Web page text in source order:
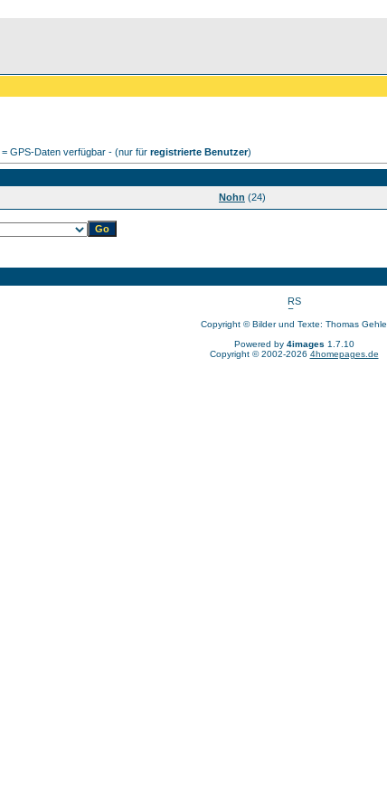
= GPS-Daten verfügbar - (nur für registrierte Benutzer)
Nohn (24)
Copyright © Bilder und Texte: Thomas Gehle
Powered by 4images 1.7.10
Copyright © 2002-2026 4homepages.de